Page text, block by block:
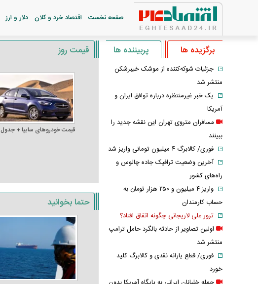
صفحه نخست اقتصاد خرد و کلان دلار و ارز
قیمت روز
قیمت خودرو‌های سایپا + جدول
حتما بخوانید
برگزیده ها پربیننده ها
جزئیات شوکه‌کننده از موشک خیبرشکن
منتشر شد
یک خبر غیرمنتظره درباره توافق ایران و
آمریکا
مسافران متروی تهران این نقشه جدید را
ببینند
فوری/ کالابرگ ۴ میلیون تومانی واریز شد
آخرین وضعیت ترافیک جاده چالوس و
راه‌های کشور
واریز ۴ میلیون و ۲۵۰ هزار تومان به
حساب کارمندان
ترور علی لاریجانی چگونه اتفاق افتاد؟
اولین تصاویر از حادثه بالگرد حامل ترامپ
منتشر شد
فوری/ قطع یارانه نقدی و کالابرگ کلید
خورد